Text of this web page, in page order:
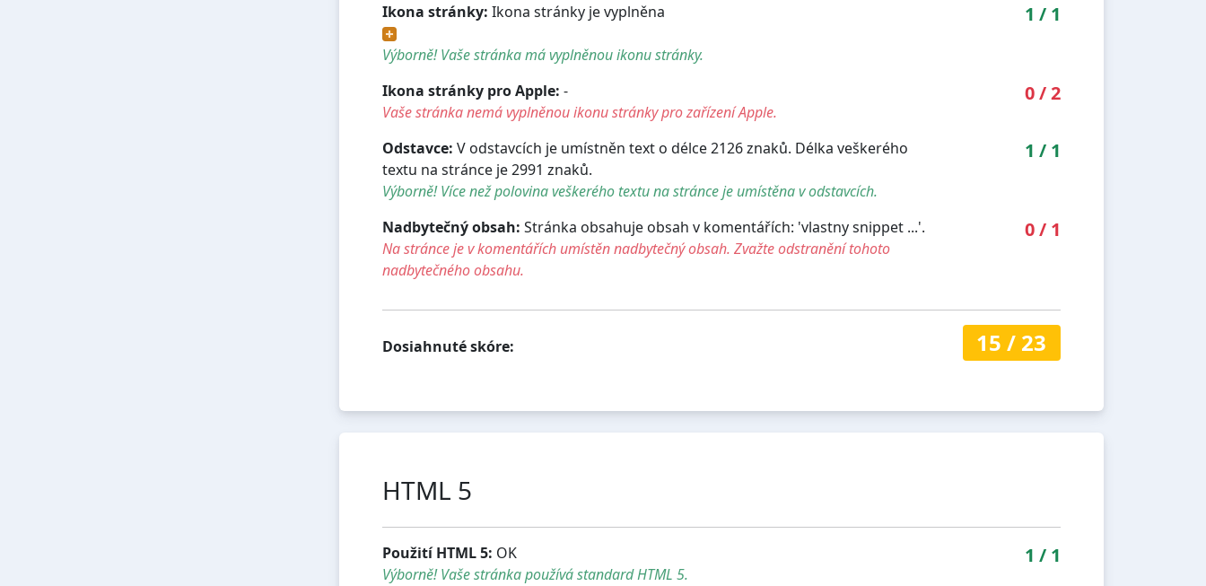
Ikona stránky: Ikona stránky je vyplněna
Výborně! Vaše stránka má vyplněnou ikonu stránky.
1 / 1
Ikona stránky pro Apple: -
Vaše stránka nemá vyplněnou ikonu stránky pro zařízení Apple.
0/2
Odstavce: V odstavcích je umístněn text o délce 2126 znaků. Délka veškerého
textu na stránce je 2991 znaků.
Výborně! Více než polovina veškerého textu na stránce je umístěna v odstavcích.
1 / 1
Nadbytečný obsah: Stránka obsahuje obsah v komentářích: 'vlastny snippet ...'.
Na stránce je v komentářích umístěn nadbytečný obsah. Zvažte odstranění tohoto
nadbytečného obsahu.
0/ 1
Dosiahnuté skóre: 15 / 23
HTML 5
Použití HTML 5: OK
Výborně! Vaše stránka používá standard HTML 5.
1 / 1